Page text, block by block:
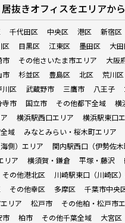
居抜きオフィスをエリアか
千代田区 中央区 港区 新宿区
区 目黒区 江東区 墨田区 大
市 その他さいたま市エリア 大阪
市 杉並区 豊島区 北区 荒川区
川区 武蔵野市 三鷹市 八王子
寺市 国立市 その他都下全域
横
横浜駅西口エリア
横浜駅東口
域
みなとみらい・桜木町エリア
側）エリア
関内駅西口（伊勢佐木
リア
横須賀・鎌倉 平塚・藤沢
その他港北区
川崎駅東口（川崎区
その他幸区 多摩区 千葉市中央
リア
松戸市 その他柏・松戸市
市 柏市 その他千葉全域 大宮区